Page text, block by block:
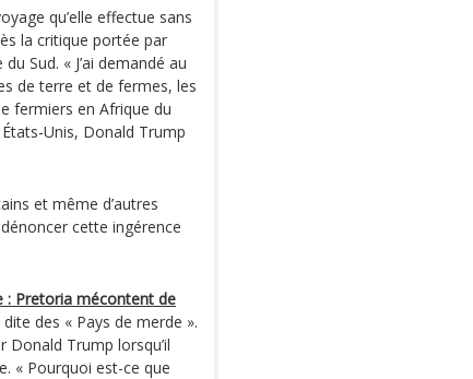
qu’elle effectue sans
la critique portée par
Sud. « J’ai demandé au
de terre et de fermes, les
fermiers en Afrique du
Unis, Donald Trump
et même d’autres
cette ingérence
: Pretoria mécontent de
des « Pays de merde ».
Donald Trump lorsqu’il
« Pourquoi est-ce que